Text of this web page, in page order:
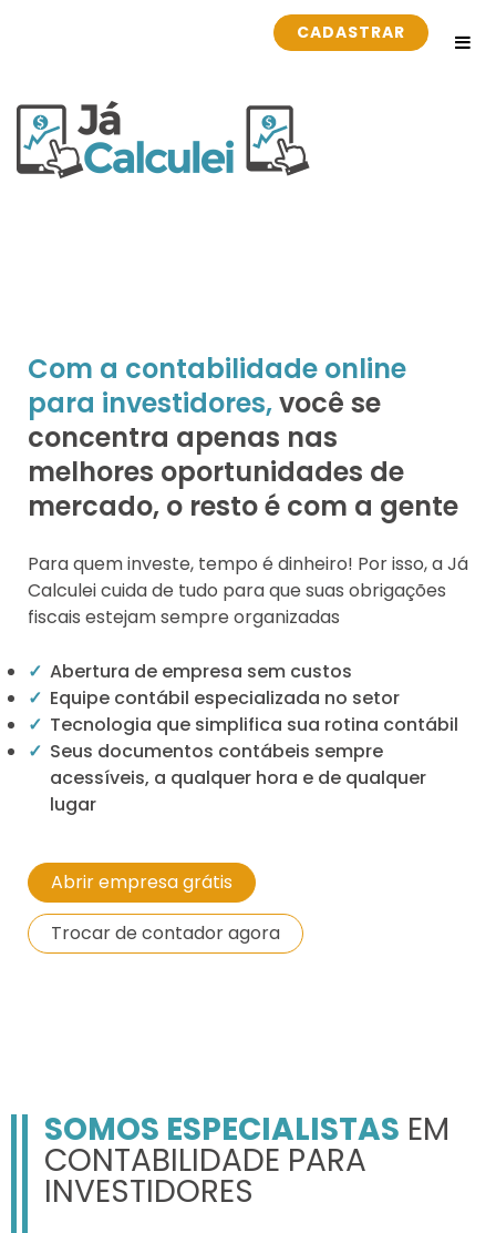
CADASTRAR
Com a contabilidade online
para investidores,você se
concentra apenas nas
melhores oportunidades de
mercado, o resto é com a gente
Para quem investe, tempo é dinheiro! Por isso, a Já
Calculei cuida de tudo para que suas obrigações
fiscais estejam sempre organizadas
Abertura de empresa sem custos
Equipe contábil especializada no setor
Tecnologia que simplifica sua rotina contábil
Seus documentos contábeis sempre
acessíveis, a qualquer hora e de qualquer
lugar
Abrir empresa grátis
Trocar de contador agora
SOMOS ESPECIALISTAS EM
CONTABILIDADE PARA
INVESTIDORES